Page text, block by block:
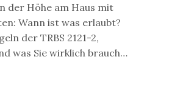
der Höhe am Haus mit
Wann ist was erlaubt?
der TRBS 2121-2,
was Sie wirklich brauchen